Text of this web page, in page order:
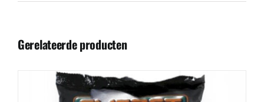
Gerelateerde producten